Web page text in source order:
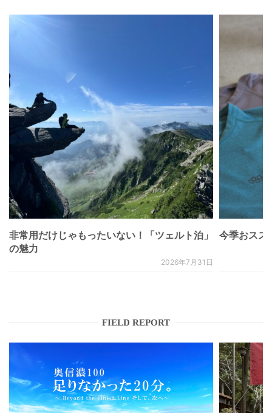
非常用だけじゃもったいない！「ツェルト泊」
の魅力
2026年7月31日
今季おスス
FIELD REPORT